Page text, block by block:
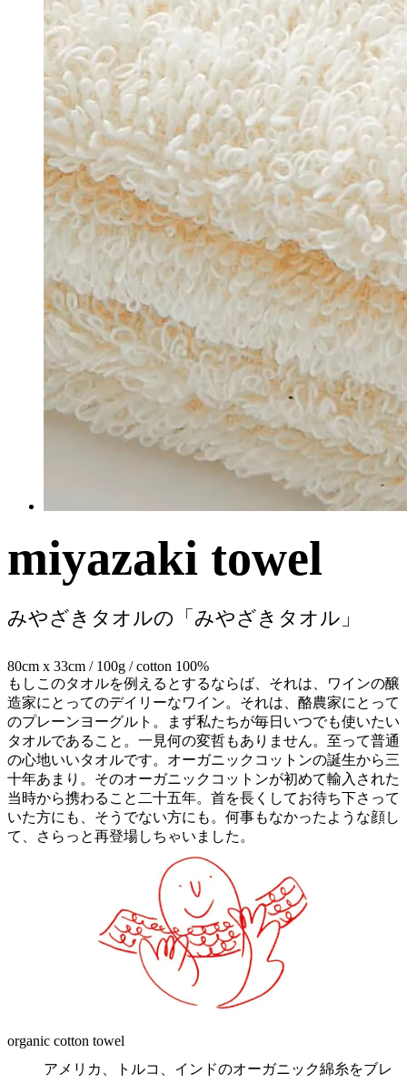
miyazaki towel
みやざきタオルの 「みやざきタオル」
80cm x 33cm / 100g / cotton 100%
もしこのタオルを例えるとするならば、それは、ワインの醸
造家にとってのデイリーなワイン。それは、酪農家にとって
のプレーンヨーグルト。まず私たちが毎日いつでも使いたい
タオルであること。一見何の変哲もありません。至って普通
の心地いいタオルです。オーガニックコットンの誕生から三
十年あまり。そのオーガニックコットンが初めて輸入された
当時から携わること二十五年。首を長くしてお待ち下さって
いた方にも、そうでない方にも。何事もなかったような顔し
て、さらっと再登場しちゃいました。
organic cotton towel
アメリカ、トルコ、インドのオーガニック綿糸をブレ